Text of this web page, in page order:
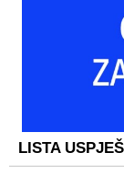
LISTA